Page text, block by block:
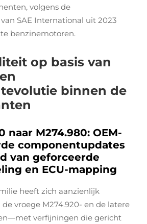
volgens de
SAE International uit 2023
benzinemotoren.
op basis van
binnen de
naar M274.980: OEM-
componentupdates
van geforceerde
en ECU-mapping
heeft zich aanzienlijk
vroege M274.920- en de latere
verfijningen die gericht